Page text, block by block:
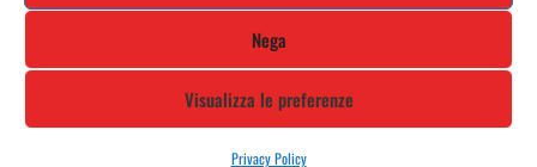
Nega
Visualizza le preferenze
Privacy Policy
Iscriviti alla nostra newsletter e rimani